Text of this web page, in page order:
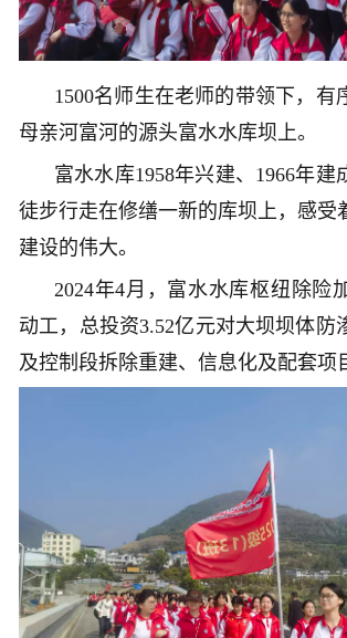
1500名师生在老师的带领下，有
母亲河富河的源头富水水库坝上。
富水水库1958年兴建、1966年建
徒步行走在修缮一新的库坝上，感受
建设的伟大。
2024年4月，富水水库枢纽除险
动工，总投资3.52亿元对大坝坝体防
及控制段拆除重建、信息化及配套项